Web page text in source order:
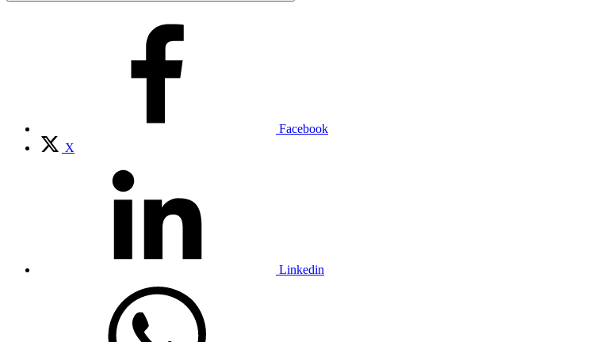
Facebook
X
Linkedin